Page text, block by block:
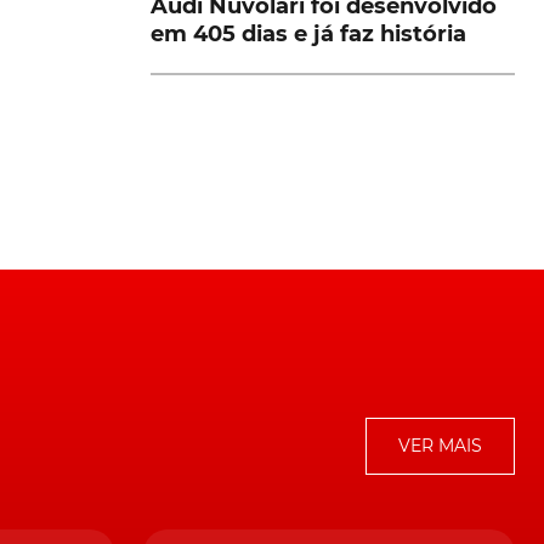
Audi Nuvolari foi desenvolvido
em 405 dias e já faz história
VER MAIS